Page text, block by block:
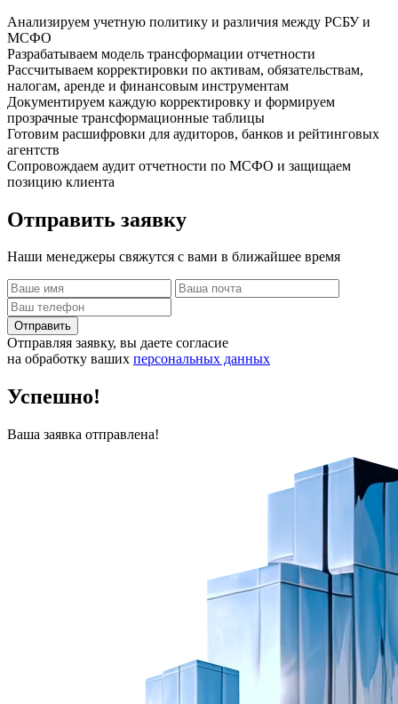
Анализируем учетную политику и различия между РСБУ и
МСФО
Разрабатываем модель трансформации отчетности
Рассчитываем корректировки по активам, обязательствам,
налогам, аренде и финансовым инструментам
Документируем каждую корректировку и формируем
прозрачные трансформационные таблицы
Готовим расшифровки для аудиторов, банков и рейтинговых
агентств
Сопровождаем аудит отчетности по МСФО и защищаем
позицию клиента
Отправить заявку
Наши менеджеры свяжутся с вами в ближайшее время
Отправить
Отправляя заявку, вы даете согласие
на обработку ваших персональных данных
Успешно!
Ваша заявка отправлена!